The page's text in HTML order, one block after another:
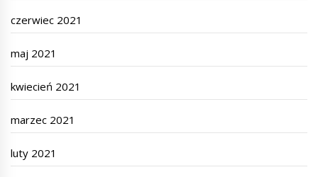
czerwiec 2021
maj 2021
kwiecień 2021
marzec 2021
luty 2021